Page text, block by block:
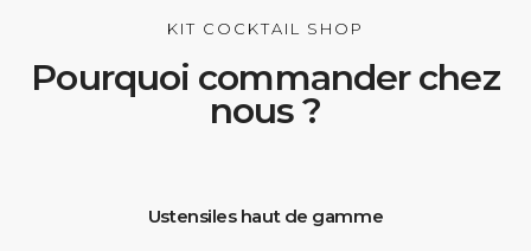
KIT COCKTAIL SHOP
Pourquoi commander chez
nous ?
Ustensiles haut de gamme